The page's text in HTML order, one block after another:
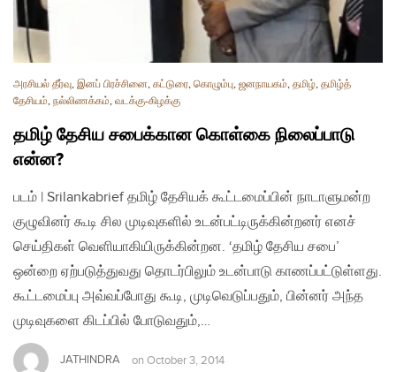
அரசியல் தீர்வு, இனப் பிரச்சினை, கட்டுரை, கொழும்பு, ஜனநாயகம், தமிழ், தமிழ்த்
தேசியம், நல்லிணக்கம், வடக்கு-கிழக்கு
தமிழ் தேசிய சபைக்கான கொள்கை நிலைப்பாடு
என்ன?
படம் | Srilankabrief தமிழ் தேசியக் கூட்டமைப்பின் நாடாளுமன்ற
குழுவினர் கூடி சில முடிவுகளில் உடன்பட்டிருக்கின்றனர் எனச்
செய்திகள் வெளியாகியிருக்கின்றன. ‘தமிழ் தேசிய சபை’
ஒன்றை ஏற்படுத்துவது தொடர்பிலும் உடன்பாடு காணப்பட்டுள்ளது.
கூட்டமைப்பு அவ்வப்போது கூடி, முடிவெடுப்பதும், பின்னர் அந்த
முடிவுகளை கிடப்பில் போடுவதும்,…
JATHINDRA on October 3, 2014